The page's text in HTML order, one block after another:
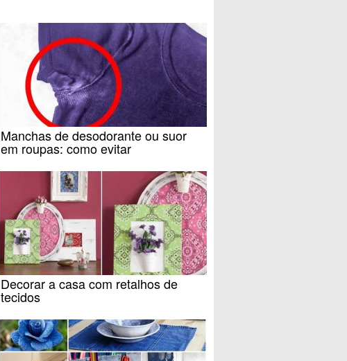
Manchas de desodorante ou suor
em roupas: como evitar
Decorar a casa com retalhos de
tecidos